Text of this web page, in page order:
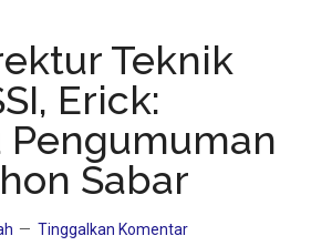
Teknik
Erick:
Pengumuman
Sabar
Tinggalkan Komentar